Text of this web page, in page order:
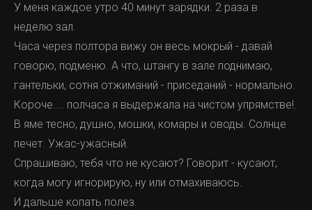
У меня каждое утро 40 минут зарядки. 2 раза в
неделю зал.
Часа через полтора вижу он весь мокрый - давай
говорю, подменю. А что, штангу в зале поднимаю,
гантельки, сотня отжиманий - приседаний - нормально.
Короче.... полчаса я выдержала на чистом упрямстве!.
В яме тесно, душно, мошки, комары и оводы. Солнце
печет. Ужас-ужасный.
Спрашиваю, тебя что не кусают? Говорит - кусают,
когда могу игнорирую, ну или отмахиваюсь.
И дальше копать полез.